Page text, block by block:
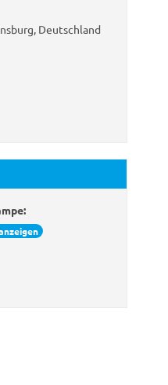
Deutschland
: